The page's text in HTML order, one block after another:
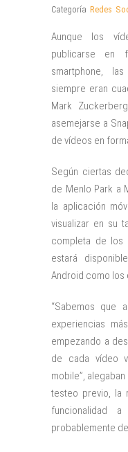
Categoría Redes
Aunque los
publicarse en
smartphone,
siempre eran
Mark
asemejarse a
de vídeos en
Según ciertas
de Menlo Park a
la aplicación
visualizar en su
completa de los
estará
Android como los
“Sabemos que
experiencias
empezando a
de cada vídeo
mobile”,
testeo previo, la
funcionalidad
probablemente